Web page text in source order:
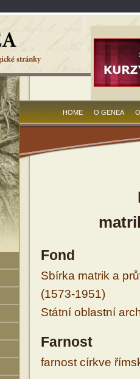
HOME O GENEA
Fond
Sbírka matrik a
(1573-1951)
Státní oblastní
Farnost
farnost církve